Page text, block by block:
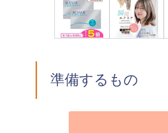
準備するもの